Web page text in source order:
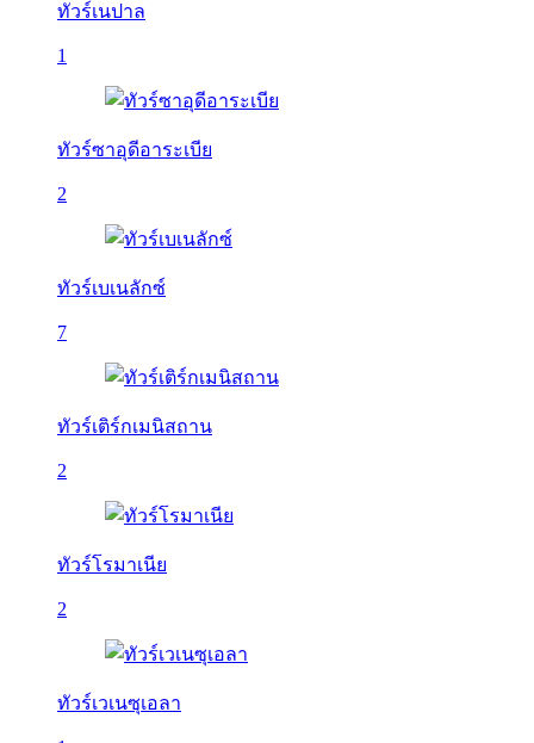
ทัวร์เนปาล
1
ทัวร์ซาอุดีอาระเบีย
2
ทัวร์เบเนลักซ์
7
ทัวร์เติร์กเมนิสถาน
2
ทัวร์โรมาเนีย
2
ทัวร์เวเนซุเอลา